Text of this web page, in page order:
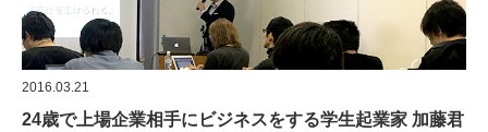
2016.03.21
24歳で上場企業相手にビジネスをする学生起業家 加藤君